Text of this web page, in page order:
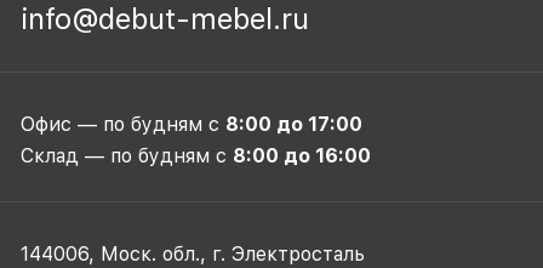
info@debut-mebel.ru
Офис — по будням с 8:00 до 17:00
Склад — по будням с 8:00 до 16:00
144006, Моск. обл., г. Электросталь